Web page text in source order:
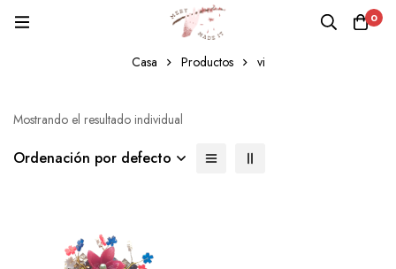
0
vi
Casa Productos vi
Mostrando el resultado individual
Ordenación por defecto